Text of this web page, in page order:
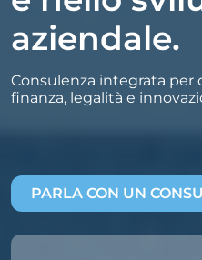
aziendale.
Consulenza integrata per
finanza, legalità e
PARLA CON UN